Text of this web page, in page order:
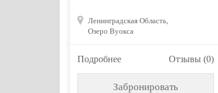
Ленинградская Область,
Озеро Вуокса
Подробнее Отзывы (0)
Забронировать